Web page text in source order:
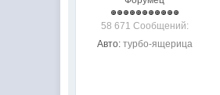
58 671 Сообщений:
Авто: турбо-ящерица